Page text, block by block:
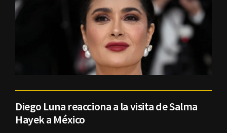
Diego Luna reacciona a la visita de Salma
Hayek a México